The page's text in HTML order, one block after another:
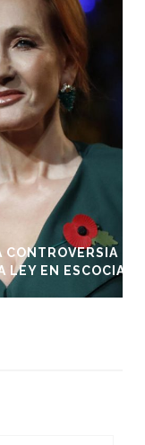
DE
ESCOCIA